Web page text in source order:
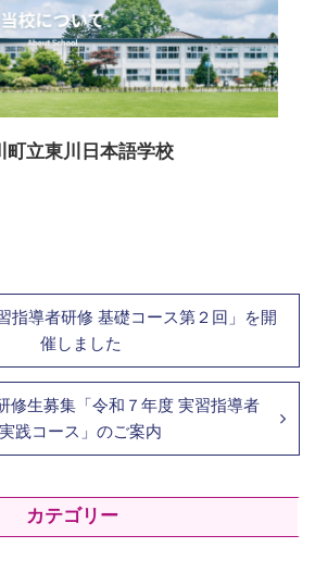
町立東川日本語学校
指導者研修 基礎コース第２回」を開
催しました
修生募集「令和７年度 実習指導者
践コース」のご案内
カテゴリー